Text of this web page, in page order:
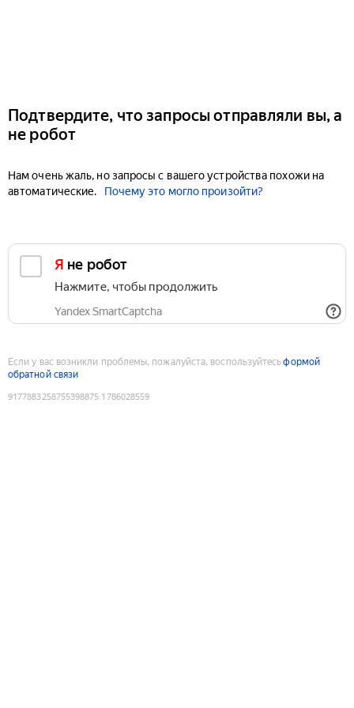
Подтвердите, что запросы отправляли вы, а
не робот
Нам очень жаль, но запросы с вашего устройства похожи на
автоматические.
Почему это могло произойти?
Я не робот
Нажмите, чтобы продолжить
Yandex SmartCaptcha
Если у вас возникли проблемы, пожалуйста, воспользуйтесьформой
обратной связи
9177883258755398875:1786028559